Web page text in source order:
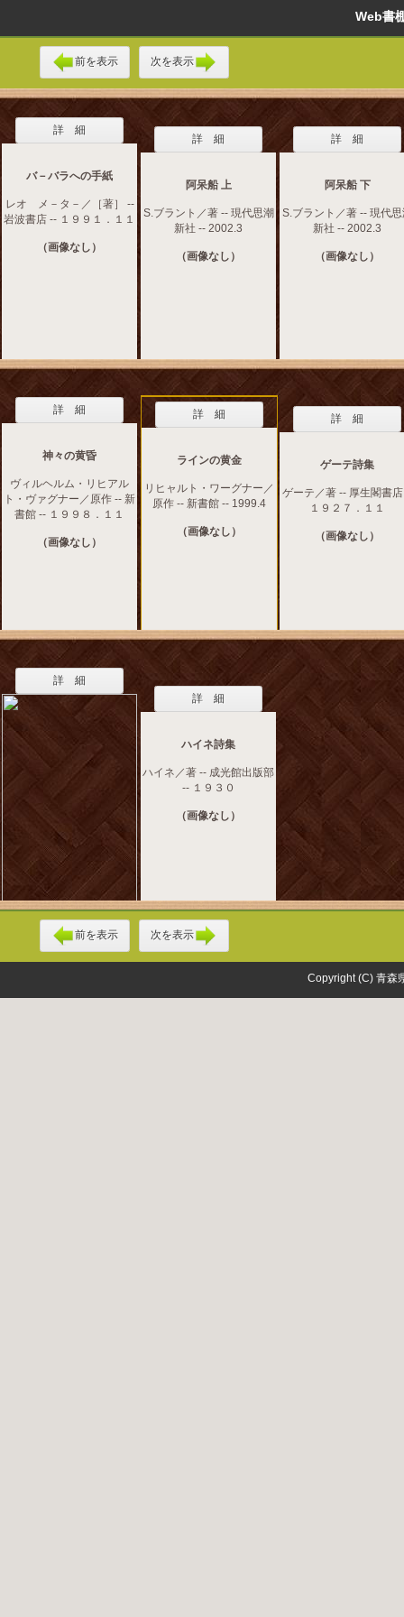
Web
前を表示 次を表示
詳 細
バ－バラへの手紙
レオ メ－タ－／［著］ --
岩波書店 -- １９９１．１１
（画像なし）
詳 細
阿呆船 上
S.ブラント／著 -- 現代思潮
新社 -- 2002.3
（画像なし）
詳 細
阿呆船 下
S.ブラント／著 -- 現代思
新社 -- 2002.3
（画像なし）
詳 細
神々の黄昏
ヴィルヘルム・リヒアル
ト・ヴァグナー／原作 -- 新
書館 -- １９９８．１１
（画像なし）
詳 細
ラインの黄金
リヒャルト・ワーグナー／
原作 -- 新書館 -- 1999.4
（画像なし）
詳 細
ゲーテ詩集
ゲーテ／著 -- 厚生閣書
１９２７．１１
（画像なし）
詳 細
詳 細
ハイネ詩集
ハイネ／著 -- 成光館出版部
-- １９３０
（画像なし）
前を表示 次を表示
Copyright (C) 青森